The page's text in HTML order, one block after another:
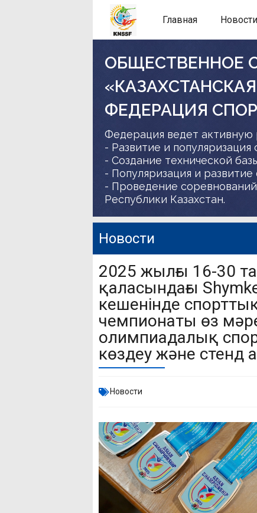
Главная Новости
ОБЩЕСТВЕННОЕ
ФЕДЕРАЦИЯ
Федерация ведет активную
- Развитие и популяризация
- Создание технической
- Популяризация и
- Проведение
Республики Казахстан.
Новости
2025 жылғы 16-30
қаласындағы
кешенінде
чемпионаты өз
олимпиадалық
көздеу және стенд
Новости